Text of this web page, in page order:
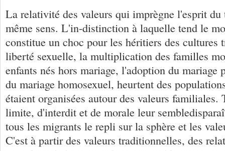
La relativité des valeurs qui imprègne l'esprit du
même sens. L'in-distinction à laquelle tend le
constitue un choc pour les héritiers des cultures
liberté sexuelle, la multiplication des familles
enfants nés hors mariage, l'adoption du mariage
du mariage homosexuel, heurtent des
étaient organisées autour des valeurs familiales.
limite, d'interdit et de morale leur
tous les migrants le repli sur la sphère et les
C'est à partir des valeurs traditionnelles, des